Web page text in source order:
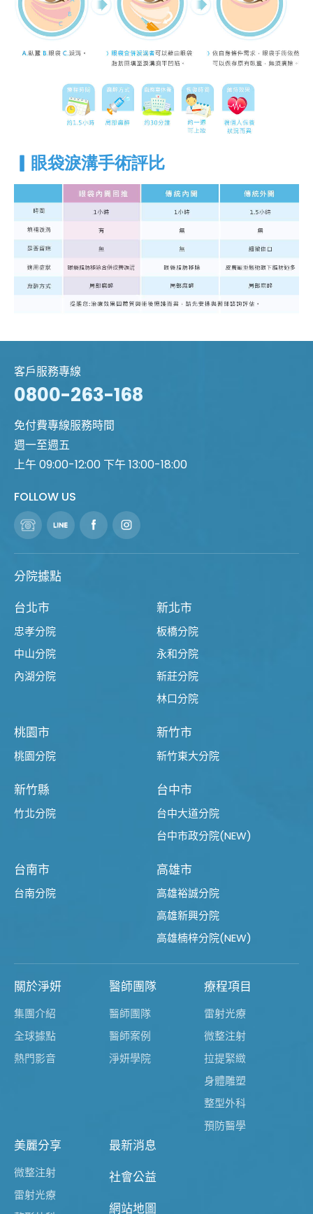
▎眼袋淚溝手術評比
客戶服務專線
0800-263-168
免付費專線服務時間
週一至週五
上午 09:00-12:00 下午 13:00-18:00
FOLLOW US
分院據點
台北市
忠孝分院
中山分院
內湖分院
新北市
板橋分院
永和分院
新莊分院
林口分院
桃園市
桃園分院
新竹市
新竹東大分院
新竹縣
竹北分院
台中市
台中大道分院
台中市政分院(NEW)
台南市
台南分院
高雄市
高雄裕誠分院
高雄新興分院
高雄楠梓分院(NEW)
關於淨妍
集團介紹
全球據點
熱門影音
醫師團隊
醫師團隊
醫師案例
淨妍學院
療程項目
雷射光療
微整注射
拉提緊緻
身體雕塑
整型外科
預防醫學
美麗分享
微整注射
雷射光療
最新消息
社會公益
網站地圖